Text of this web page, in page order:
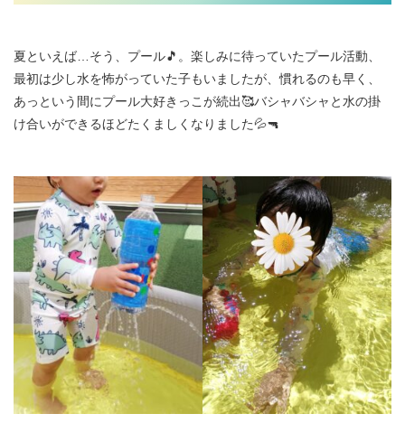
夏といえば…そう、プール🎵。楽しみに待っていたプール活動、
最初は少し水を怖がっていた子もいましたが、慣れるのも早く、
あっという間にプール大好きっこが続出🥰バシャバシャと水の掛
け合いができるほどたくましくなりました💦🔫